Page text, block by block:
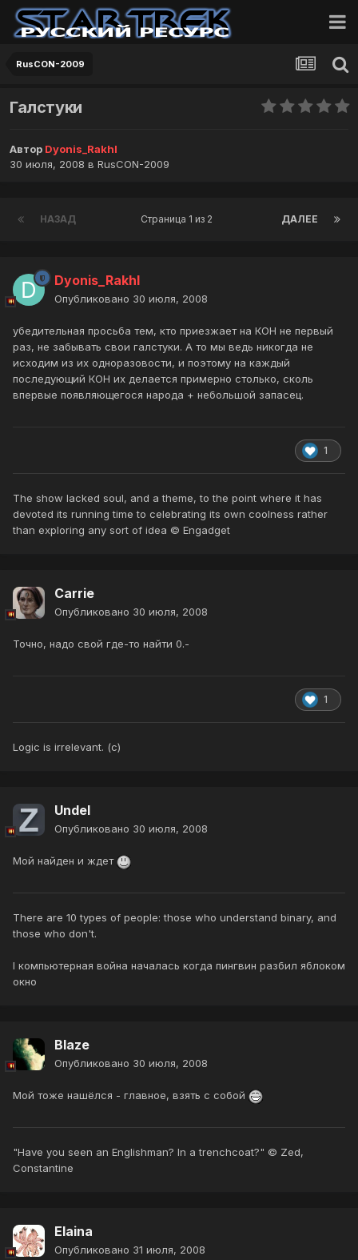
RusCON-2009
Галстуки
Автор Dyonis_Rakhl
30 июля, 2008 в RusCON-2009
НАЗАД ДАЛЕЕ
Страница 1 из 2
Dyonis_Rakhl
Опубликовано 30 июля, 2008
убедительная просьба тем, кто приезжает на КОН не первый
раз, не забывать свои галстуки. А то мы ведь никогда не
исходим из их одноразовости, и поэтому на каждый
последующий КОН их делается примерно столько, сколь
впервые появляющегося народа + небольшой запасец.
1
The show lacked soul, and a theme, to the point where it has
devoted its running time to celebrating its own coolness rather
than exploring any sort of idea © Engadget
Carrie
Опубликовано 30 июля, 2008
Точно, надо свой где-то найти 0.-
1
Logic is irrelevant. (с)
Undel
Опубликовано 30 июля, 2008
Мой найден и ждет
There are 10 types of people: those who understand binary, and
those who don't.
I компьютерная война началась когда пингвин разбил яблоком
окно
Blaze
Опубликовано 30 июля, 2008
Мой тоже нашёлся - главное, взять с собой
"Have you seen an Englishman? In a trenchcoat?" © Zed,
Constantine
Elaina
Опубликовано 31 июля, 2008